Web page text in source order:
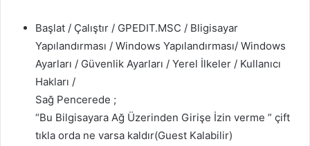
Başlat / Çalıştır / GPEDIT.MSC / Bligisayar
Yapılandırması / Windows Yapılandırması/ Windows
Ayarları / Güvenlik Ayarları / Yerel İlkeler / Kullanıcı
Hakları /
Sağ Pencerede ;
“Bu Bilgisayara Ağ Üzerinden Girişe İzin verme ” çift
tıkla orda ne varsa kaldır(Guest Kalabilir)